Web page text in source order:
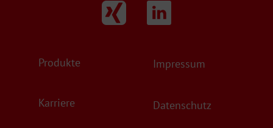
Produkte
Karriere
Impressum
Datenschutz